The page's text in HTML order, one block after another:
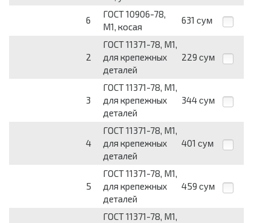
6
ГОСТ 10906-78,
М1, косая
631 сум
2
ГОСТ 11371-78, М1,
для крепежных
деталей
229 сум
3
ГОСТ 11371-78, М1,
для крепежных
деталей
344 сум
4
ГОСТ 11371-78, М1,
для крепежных
деталей
401 сум
5
ГОСТ 11371-78, М1,
для крепежных
деталей
459 сум
ГОСТ 11371-78, М1,